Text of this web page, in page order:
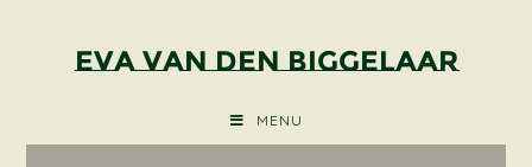
Eva van den Biggelaar
MENU